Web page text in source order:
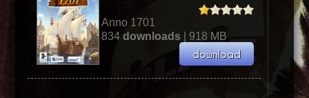
Anno 1701
834downloads | 918 MB